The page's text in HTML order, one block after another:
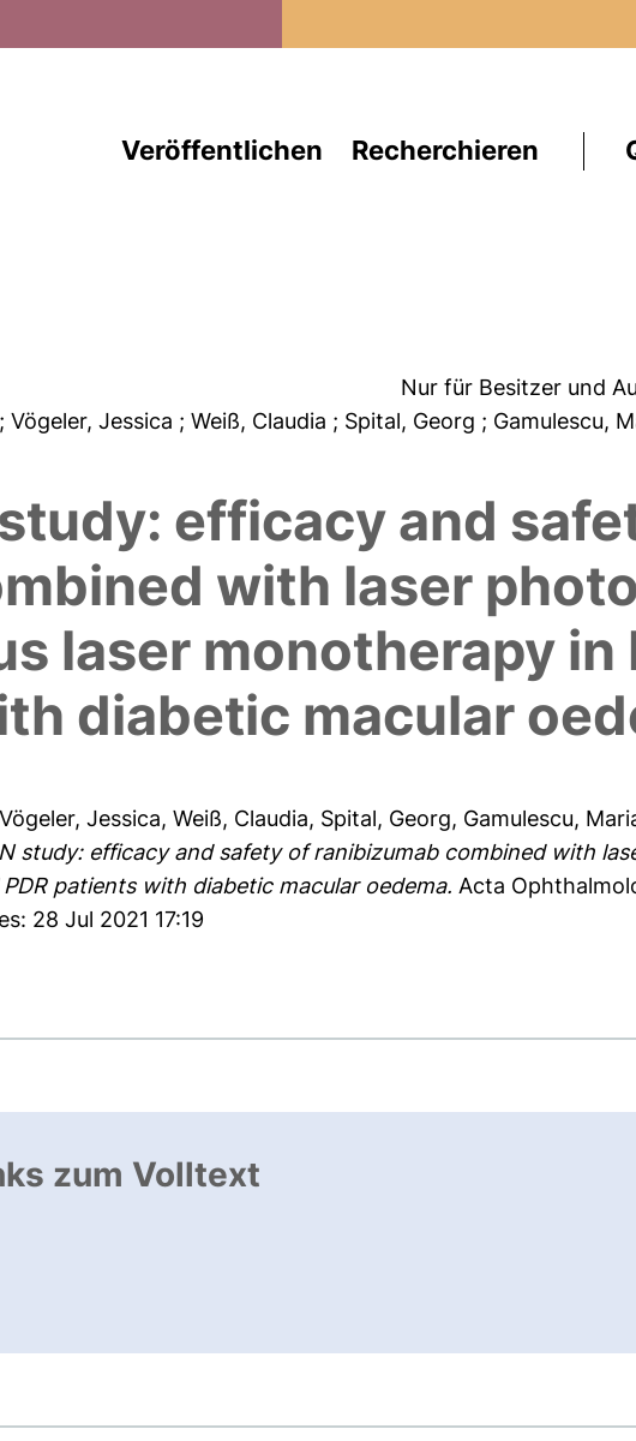
Veröffentlichen Recherchieren
Nur für Besitzer und
; Vögeler, Jessica ; Weiß, Claudia ; Spital, Georg ; Gamulescu,
study: efficacy and
with laser
laser monotherapy in
diabetic macular
Vögeler, Jessica,Weiß, Claudia, Spital, Georg, Gamulescu,
study: efficacy and safety of ranibizumab combined with
patients with diabetic macular oedema. Acta
28 Jul 2021 17:19
zum Volltext
öffnet neues Fenster